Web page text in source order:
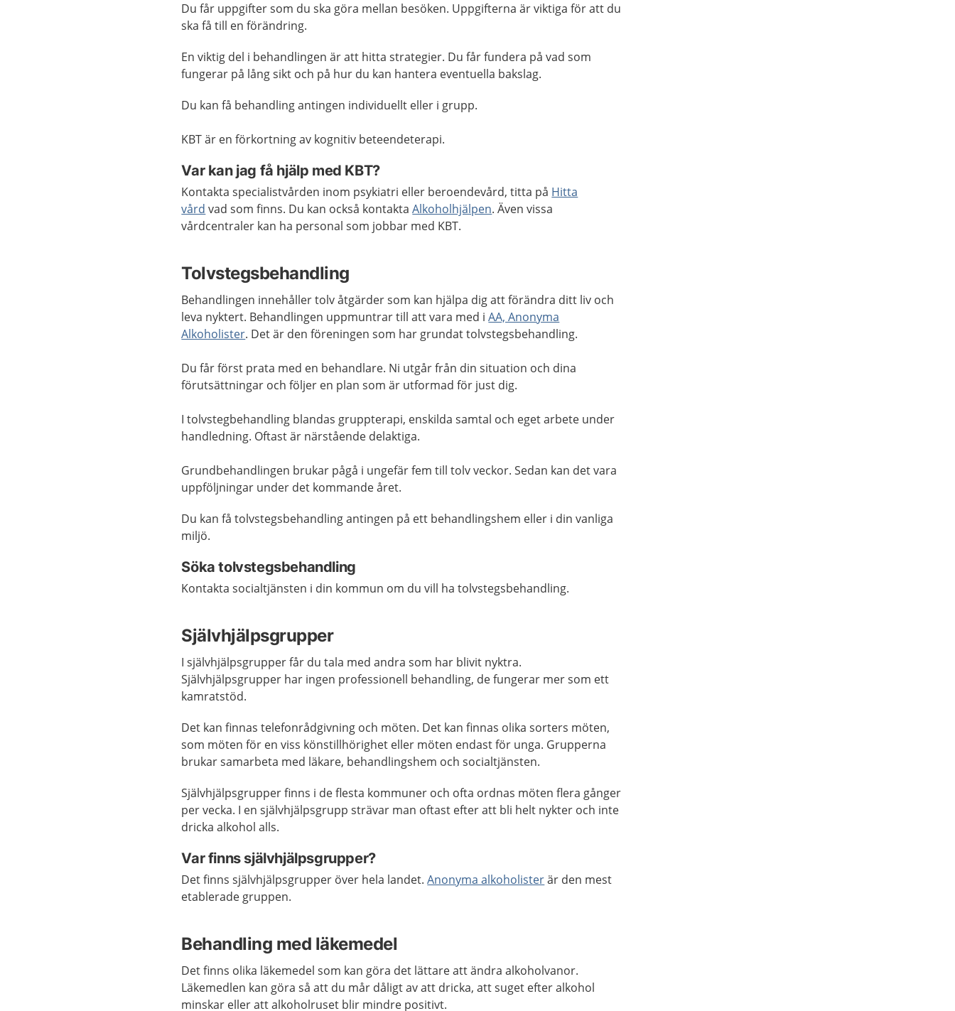
Du får uppgifter som du ska göra mellan besöken. Uppgifterna är viktiga för att du
ska få till en förändring.
En viktig del i behandlingen är att hitta strategier. Du får fundera på vad som
fungerar på lång sikt och på hur du kan hantera eventuella bakslag.
Du kan få behandling antingen individuellt eller i grupp.
KBT är en förkortning av kognitiv beteendeterapi.
Var kan jag få hjälp med KBT?
Kontakta specialistvården inom psykiatri eller beroendevård, titta på Hitta
vård vad som finns. Du kan också kontaktaAlkoholhjälpen. Även vissa
vårdcentraler kan ha personal som jobbar med KBT.
Tolvstegsbehandling
Behandlingen innehåller tolv åtgärder som kan hjälpa dig att förändra ditt liv och
leva nyktert. Behandlingen uppmuntrar till att vara med iAA, Anonyma
Alkoholister. Det är den föreningen som har grundat tolvstegsbehandling.
Du får först prata med en behandlare. Ni utgår från din situation och dina
förutsättningar och följer en plan som är utformad för just dig.
I tolvstegbehandling blandas gruppterapi, enskilda samtal och eget arbete under
handledning. Oftast är närstående delaktiga.
Grundbehandlingen brukar pågå i ungefär fem till tolv veckor. Sedan kan det vara
uppföljningar under det kommande året.
Du kan få tolvstegsbehandling antingen på ett behandlingshem eller i din vanliga
miljö.
Söka tolvstegsbehandling
Kontakta socialtjänsten i din kommun om du vill ha tolvstegsbehandling.
Självhjälpsgrupper
I självhjälpsgrupper får du tala med andra som har blivit nyktra.
Självhjälpsgrupper har ingen professionell behandling, de fungerar mer som ett
kamratstöd.
Det kan finnas telefonrådgivning och möten. Det kan finnas olika sorters möten,
som möten för en viss könstillhörighet eller möten endast för unga. Grupperna
brukar samarbeta med läkare, behandlingshem och socialtjänsten.
Självhjälpsgrupper finns i de flesta kommuner och ofta ordnas möten flera gånger
per vecka. I en självhjälpsgrupp strävar man oftast efter att bli helt nykter och inte
dricka alkohol alls.
Var finns självhjälpsgrupper?
Det finns självhjälpsgrupper över hela landet.Anonyma alkoholisterär den mest
etablerade gruppen.
Behandling med läkemedel
Det finns olika läkemedel som kan göra det lättare att ändra alkoholvanor.
Läkemedlen kan göra så att du mår dåligt av att dricka, att suget efter alkohol
minskar eller att alkoholruset blir mindre positivt.